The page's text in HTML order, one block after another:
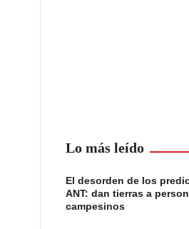
Lo más leído
El desorden de los
ANT: dan tierras a
campesinos